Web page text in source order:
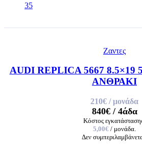
35
Ζαντες
AUDI REPLICA 5667
ΑΝΘΡΑΚΙ
210€ / μονάδα
840€/ 4άδα
Κόστος
5,00€ / μονάδα.
Δεν